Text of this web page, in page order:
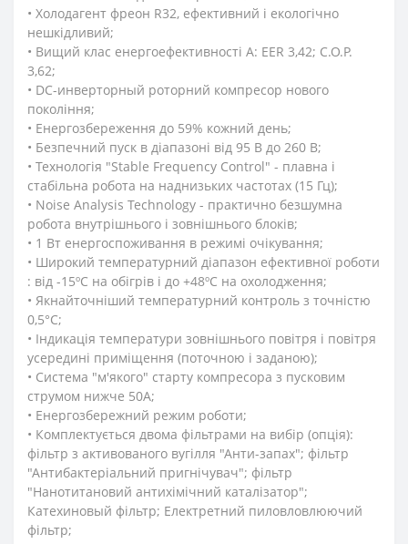
• Холодагент фреон R32, ефективний і екологічно
нешкідливий;
• Вищий клас енергоефективності А: EER 3,42; C.O.P.
3,62;
• DC-инверторный роторний компресор нового
покоління;
• Енергозбереження до 59% кожний день;
• Безпечний пуск в діапазоні від 95 В до 260 В;
• Технологія "Stable Frequency Control" - плавна і
стабільна робота на наднизьких частотах (15 Гц);
• Noise Analysis Technology - практично безшумна
робота внутрішнього і зовнішнього блоків;
• 1 Вт енергоспоживання в режимі очікування;
• Широкий температурний діапазон ефективної роботи
: від -15ºС на обігрів і до +48ºС на охолодження;
• Якнайточніший температурний контроль з точністю
0,5°C;
• Індикація температури зовнішнього повітря і повітря
усередині приміщення (поточною і заданою);
• Система "м'якого" старту компресора з пусковим
струмом нижче 50А;
• Енергозбережний режим роботи;
• Комплектується двома фільтрами на вибір (опція):
фільтр з активованого вугілля "Анти-запах"; фільтр
"Антибактеріальний пригнічувач"; фільтр
"Нанотитановий антихімічний каталізатор";
Катехиновый фільтр; Електретний пиловловлюючий
фільтр;